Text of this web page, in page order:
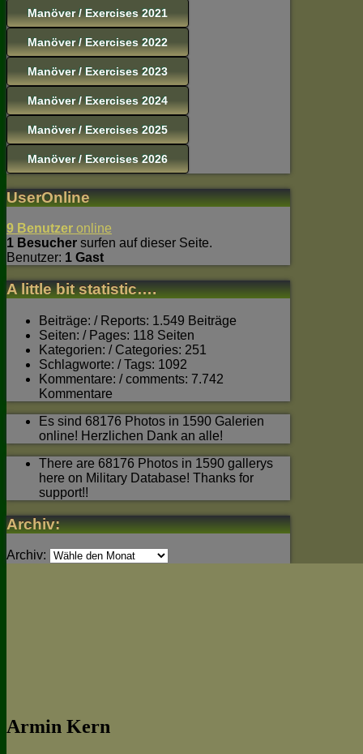
Manöver / Exercises 2021
Manöver / Exercises 2022
Manöver / Exercises 2023
Manöver / Exercises 2024
Manöver / Exercises 2025
Manöver / Exercises 2026
UserOnline
9 Benutzer online
1 Besucher surfen auf dieser Seite.
Benutzer: 1 Gast
A little bit statistic….
Beiträge: / Reports: 1.549 Beiträge
Seiten: / Pages: 118 Seiten
Kategorien: / Categories: 251
Schlagworte: / Tags: 1092
Kommentare: / comments: 7.742
Kommentare
Es sind 68176 Photos in 1590 Galerien
online! Herzlichen Dank an alle!
There are 68176 Photos in 1590 gallerys
here on Military Database! Thanks for
support!!
Archiv:
Archiv:
Armin Kern